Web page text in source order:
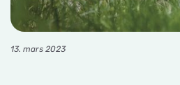
13. mars 2023